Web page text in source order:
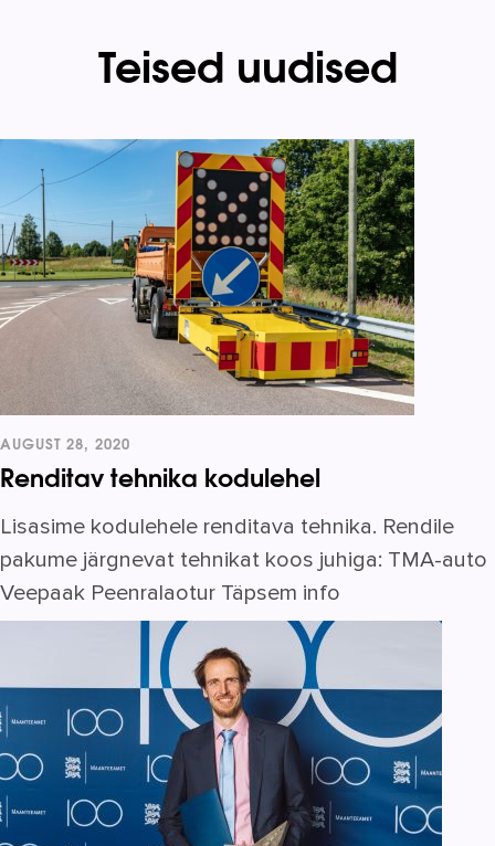
Teised uudised
AUGUST 28, 2020
Renditav tehnika kodulehel
Lisasime kodulehele renditava tehnika. Rendile
pakume järgnevat tehnikat koos juhiga: TMA-auto
Veepaak Peenralaotur Täpsem info